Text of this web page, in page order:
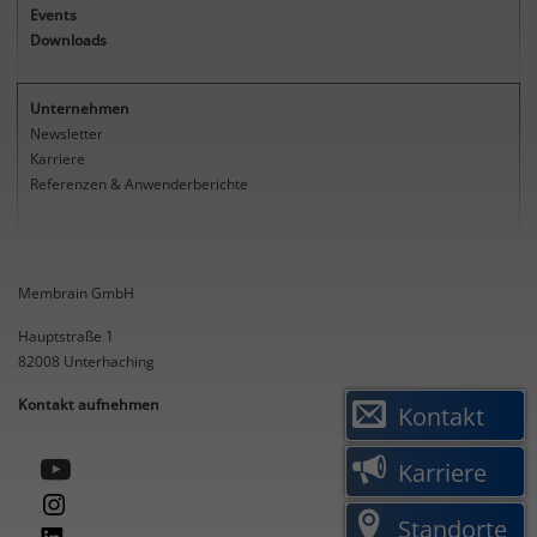
Standorte
Karriere
Kontakt
Events
Downloads
Unternehmen
Newsletter
Karriere
Referenzen & Anwenderberichte
Membrain GmbH
Hauptstraße 1
82008 Unterhaching
Kontakt aufnehmen